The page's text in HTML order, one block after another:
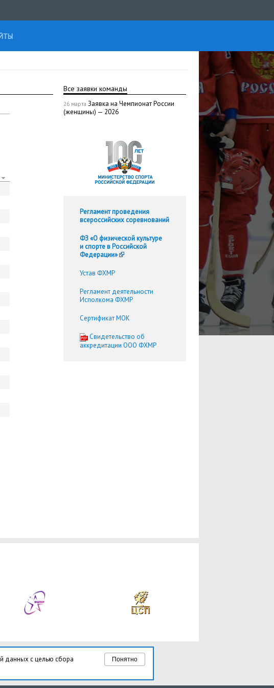
Все заявки команды
26 марта Заявка на Чемпионат России
(женщины) — 2026
Регламент проведения
всероссийских соревнований
ФЗ «О физической культуре
и спорте в Российской
Федерации»
Устав ФХМР
Регламент деятельности
Исполкома ФХМР
Сертификат МОК
Cвидетельство об
аккредитации ООО ФХМР
Понятно
данных с целью сбора